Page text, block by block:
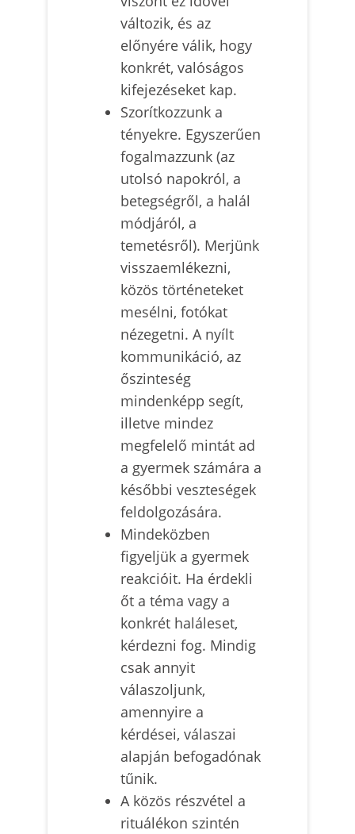
változik, és az
előnyére válik, hogy
konkrét, valóságos
kifejezéseket kap.
Szorítkozzunk a
tényekre. Egyszerűen
fogalmazzunk (az
utolsó napokról, a
betegségről, a halál
módjáról, a
temetésről). Merjünk
visszaemlékezni,
közös történeteket
mesélni, fotókat
nézegetni. A nyílt
kommunikáció, az
őszinteség
mindenképp segít,
illetve mindez
megfelelő mintát ad
a gyermek számára a
későbbi veszteségek
feldolgozására.
Mindeközben
figyeljük a gyermek
reakcióit. Ha érdekli
őt a téma vagy a
konkrét haláleset,
kérdezni fog. Mindig
csak annyit
válaszoljunk,
amennyire a
kérdései, válaszai
alapján befogadónak
tűnik.
A közös részvétel a
rituálékon szintén